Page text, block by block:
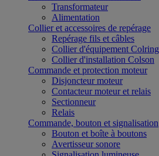
Transformateur
Alimentation
Collier et accessoires de repérage
Repérage fils et câbles
Collier d'équipement Colring
Collier d'installation Colson
Commande et protection moteur
Disjoncteur moteur
Contacteur moteur et relais
Sectionneur
Relais
Commande, bouton et signalisation
Bouton et boîte à boutons
Avertisseur sonore